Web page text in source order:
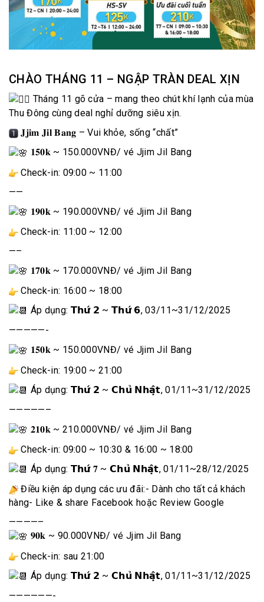
CHÀO THÁNG 11 – NGẬP TRÀN DEAL XỊN
Tháng 11 gõ cửa – mang theo chút khí lạnh của mùa
Thu Đông cùng deal nghỉ dưỡng siêu xịn.
𝐉𝐣𝐢𝐦 𝐉𝐢𝐥 𝐁𝐚𝐧𝐠 – Vui khỏe, sống “chất”
𝟏𝟓𝟎𝐤 ~ 150.000VNĐ/ vé Jjim Jil Bang
Check-in: 09:00 ~ 11:00
——
𝟏𝟗𝟎𝐤 ~ 190.000VNĐ/ vé Jjim Jil Bang
Check-in: 11:00 ~ 12:00
—–
𝟏𝟕𝟎𝐤 ~ 170.000VNĐ/ vé Jjim Jil Bang
Check-in: 16:00 ~ 18:00
Áp dụng: 𝗧𝗵𝘂̛́ 𝟮 ~ 𝗧𝗵𝘂̛́ 𝟲, 03/11~31/12/2025
—————-
𝟏𝟓𝟎𝐤 ~ 150.000VNĐ/ vé Jjim Jil Bang
Check-in: 19:00 ~ 21:00
Áp dụng: 𝗧𝗵𝘂̛́ 𝟮 ~ 𝗖𝗵𝘂̉ 𝗡𝗵𝗮̣̂𝘁, 01/11~31/12/2025
—————–
𝟐𝟏𝟎𝐤 ~ 210.000VNĐ/ vé Jjim Jil Bang
Check-in: 09:00 ~ 10:30 & 16:00 ~ 18:00
Áp dụng: 𝗧𝗵𝘂̛́ 𝟕 ~ 𝗖𝗵𝘂̉ 𝗡𝗵𝗮̣̂𝘁, 01/11~28/12/2025
Điều kiện áp dụng các ưu đãi:- Dành cho tất cả khách
hàng- Like & share Facebook hoặc Review Google
————–
𝟗𝟎𝐤 ~ 90.000VNĐ/ vé Jjim Jil Bang
Check-in: sau 21:00
Áp dụng: 𝗧𝗵𝘂̛́ 𝟮 ~ 𝗖𝗵𝘂̉ 𝗡𝗵𝗮̣̂𝘁, 01/11~31/12/2025
——————-